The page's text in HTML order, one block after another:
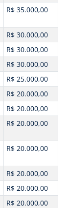
R$ 35.000,00
R$ 30.000,00
R$ 30.000,00
R$ 30.000,00
R$ 25.000,00
R$ 20.000,00
R$ 20.000,00
R$ 20.000,00
R$ 20.000,00
R$ 20.000,00
R$ 20.000,00
R$ 20.000,00